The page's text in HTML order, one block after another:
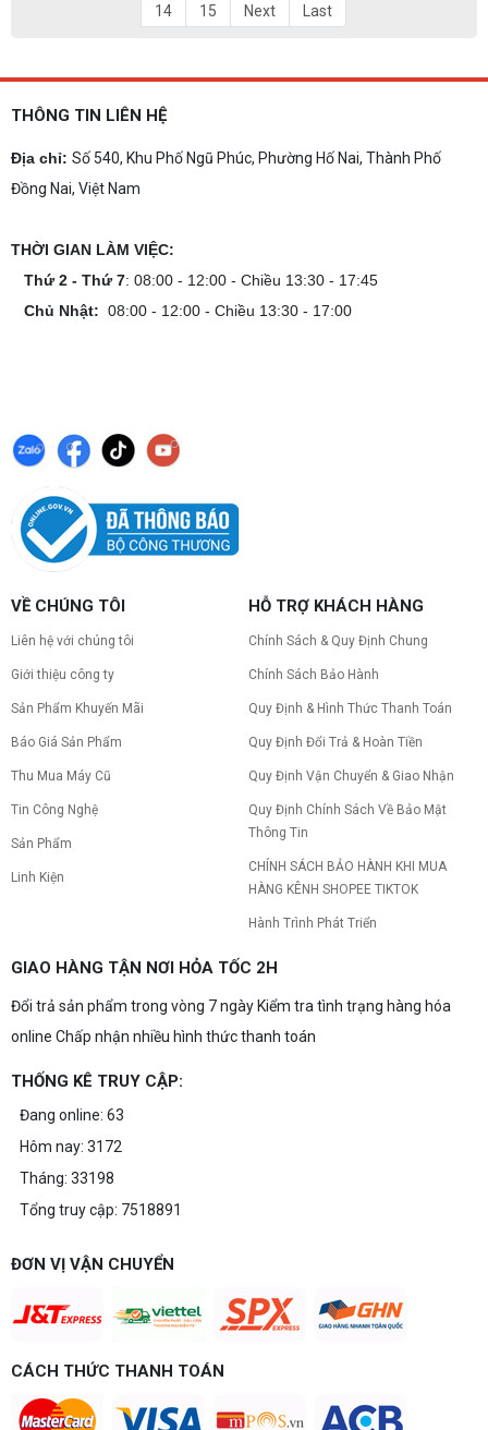
14
15 Next Last
THÔNG TIN LIÊN HỆ
Địa chỉ: Số 540, Khu Phố Ngũ Phúc, Phường Hố Nai, Thành Phố
Đồng Nai, Việt Nam
THỜI GIAN LÀM VIỆC:
Thứ 2 - Thứ 7: 08:00 - 12:00 - Chiều 13:30 - 17:45
Chủ Nhật: 08:00 - 12:00 - Chiều 13:30 - 17:00
VỀ CHÚNG TÔI
Liên hệ với chúng tôi
Giới thiệu công ty
Sản Phẩm Khuyến Mãi
Báo Giá Sản Phẩm
Thu Mua Máy Cũ
Tin Công Nghệ
Sản Phẩm
Linh Kiện
HỖ TRỢ KHÁCH HÀNG
Chính Sách & Quy Định Chung
Chính Sách Bảo Hành
Quy Định & Hình Thức Thanh Toán
Quy Định Đổi Trả & Hoàn Tiền
Quy Định Vận Chuyển & Giao Nhận
Quy Định Chính Sách Về Bảo Mật
Thông Tin
CHÍNH SÁCH BẢO HÀNH KHI MUA
HÀNG KÊNH SHOPEE TIKTOK
Hành Trình Phát Triển
GIAO HÀNG TẬN NƠI HỎA TỐC 2H
Đổi trả sản phẩm trong vòng 7 ngày Kiểm tra tình trạng hàng hóa
online Chấp nhận nhiều hình thức thanh toán
THỐNG KÊ TRUY CẬP:
Đang online: 63
Hôm nay: 3172
Tháng: 33198
Tổng truy cập: 7518891
ĐƠN VỊ VẬN CHUYỂN
CÁCH THỨC THANH TOÁN